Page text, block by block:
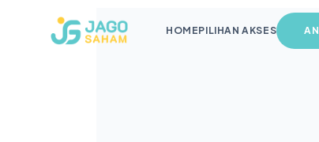
HOMEPILIHAN AKSES